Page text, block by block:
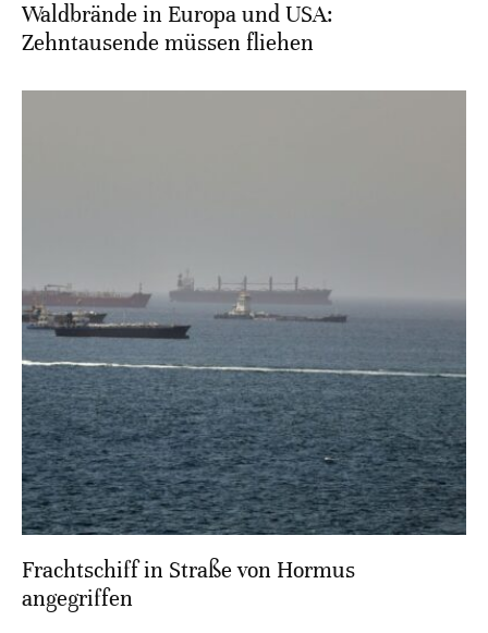
Waldbrände in Europa und USA:
Zehntausende müssen fliehen
Frachtschiff in Straße von Hormus
angegriffen